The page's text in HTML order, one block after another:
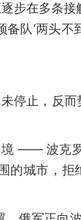
步在多条接
队‘两头不
停止，反
—— 波克
城市，拒